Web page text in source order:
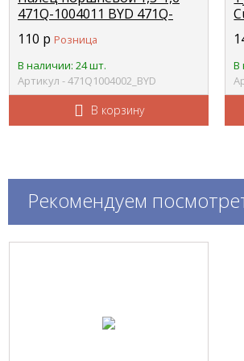
471Q-1004011 BYD 471Q-
1004002
110 р Розница
В наличии: 24 шт.
Артикул - 471Q1004002_BYD
В корзину
В
Рекомендуем